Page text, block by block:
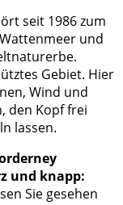
seit 1986 zum
und
Gebiet. Hier
Wind und
den Kopf frei
lassen.
und knapp:
Sie gesehen